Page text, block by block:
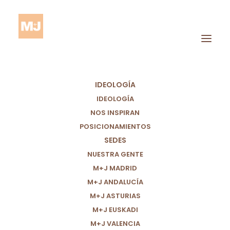
IDEOLOGÍA
IDEOLOGÍA
NOS INSPIRAN
POSICIONAMIENTOS
SEDES
NUESTRA GENTE
M+J MADRID
M+J ANDALUCÍA
M+J ASTURIAS
M+J EUSKADI
M+J VALENCIA
Partido político Por Un
Mundo Más Justo
Somos el partido de la Iniciativa
Legislativa Popular para una
Regularización Extraordinaria de